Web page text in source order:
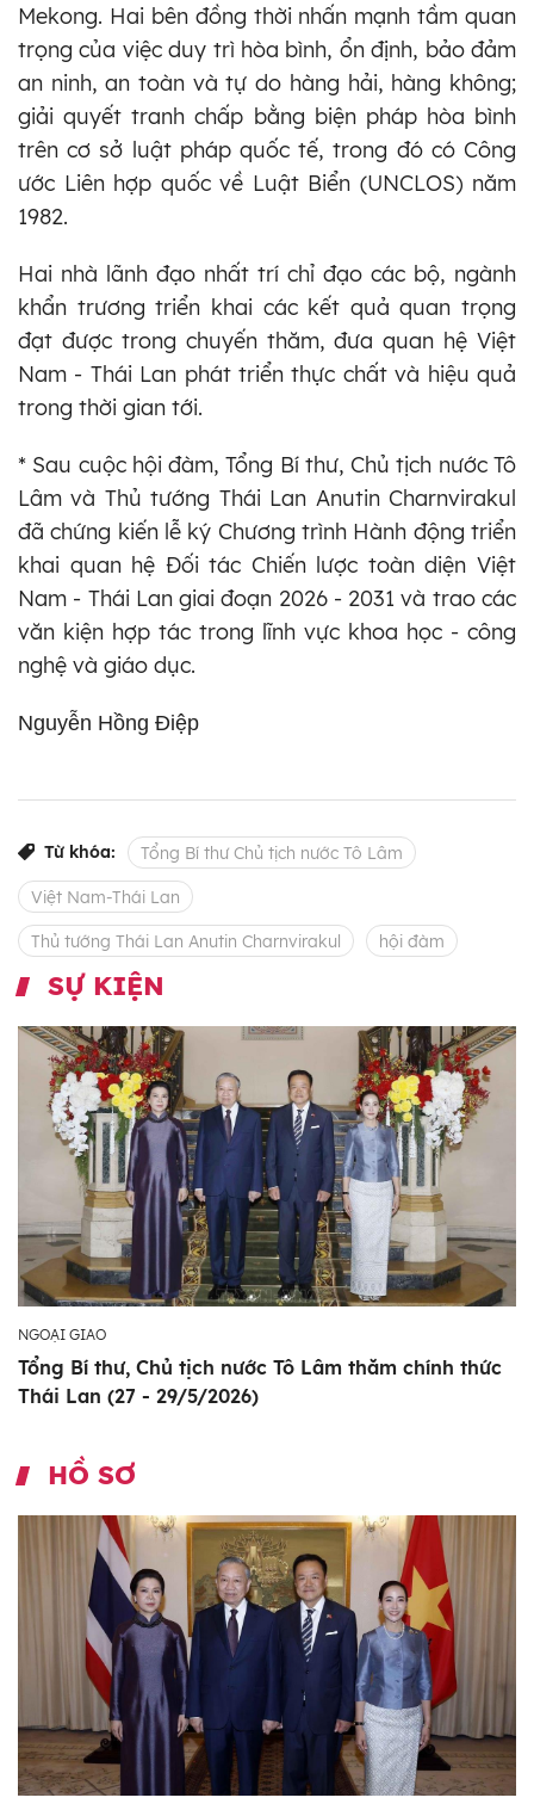
Mekong. Hai bên đồng thời nhấn mạnh tầm quan
trọng của việc duy trì hòa bình, ổn định, bảo đảm
an ninh, an toàn và tự do hàng hải, hàng không;
giải quyết tranh chấp bằng biện pháp hòa bình
trên cơ sở luật pháp quốc tế, trong đó có Công
ước Liên hợp quốc về Luật Biển (UNCLOS) năm
1982.
Hai nhà lãnh đạo nhất trí chỉ đạo các bộ, ngành
khẩn trương triển khai các kết quả quan trọng
đạt được trong chuyến thăm, đưa quan hệ Việt
Nam - Thái Lan phát triển thực chất và hiệu quả
trong thời gian tới.
* Sau cuộc hội đàm, Tổng Bí thư, Chủ tịch nước Tô
Lâm và Thủ tướng Thái Lan Anutin Charnvirakul
đã chứng kiến lễ ký Chương trình Hành động triển
khai quan hệ Đối tác Chiến lược toàn diện Việt
Nam - Thái Lan giai đoạn 2026 - 2031 và trao các
văn kiện hợp tác trong lĩnh vực khoa học - công
nghệ và giáo dục.
Nguyễn Hồng Điệp
Từ khóa: Tổng Bí thư Chủ tịch nước Tô Lâm
Việt Nam-Thái Lan
Thủ tướng Thái Lan Anutin Charnvirakul hội đàm
SỰ KIỆN
NGOẠI GIAO
Tổng Bí thư, Chủ tịch nước Tô Lâm thăm chính thức
Thái Lan (27 - 29/5/2026)
HỒ SƠ